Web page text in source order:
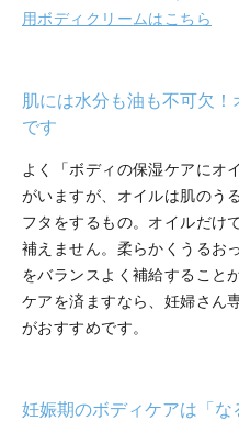
用ボディクリームはこちら
肌には水分も油も不可欠
です
よく「ボディの保湿ケアにオ
がいますが、オイルは肌のう
フタをするもの。オイルだけ
補えません。柔らかくうるお
をバランスよく補給すること
ケアを済ますなら、妊婦さん
がおすすめです。
妊娠期のボディケアは「